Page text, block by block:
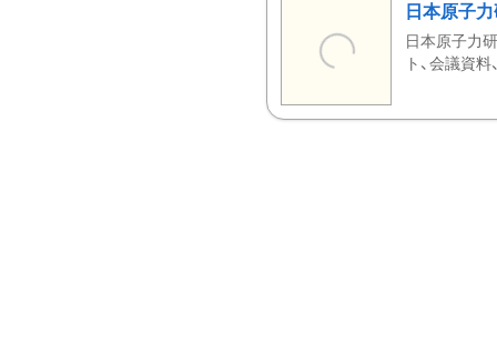
日本原子
日本原子力
ト、会議資